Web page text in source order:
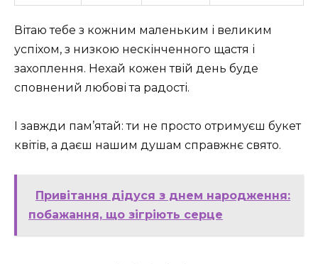
Вітаю тебе з кожним маленьким і великим
успіхом, з низкою нескінченного щастя і
захоплення. Нехай кожен твій день буде
сповнений любові та радості.
І завжди пам’ятай: ти не просто отримуєш букет
квітів, а даєш нашим душам справжнє свято.
Привітання дідуся з днем народження:
побажання, що зігріють серце